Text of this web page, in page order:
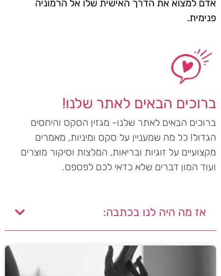
אדם למצוא את הדרך האישית שלו אל הרמוניה
פנימית.
ברוכים הבאים לאתר שלנו!
ברוכים הבאים לאתר שלנו- מגזין הסקס והיחסים
הגדול! כל מה שמעניין על סקס ומיניות, מאמרים
מקצועיים על זוגיות ובריאות, המלצות וסיקור מוצרים
ועוד המון דברים שלא כדאי לכם לפספס.
אז מה היה לנו בכתבה: